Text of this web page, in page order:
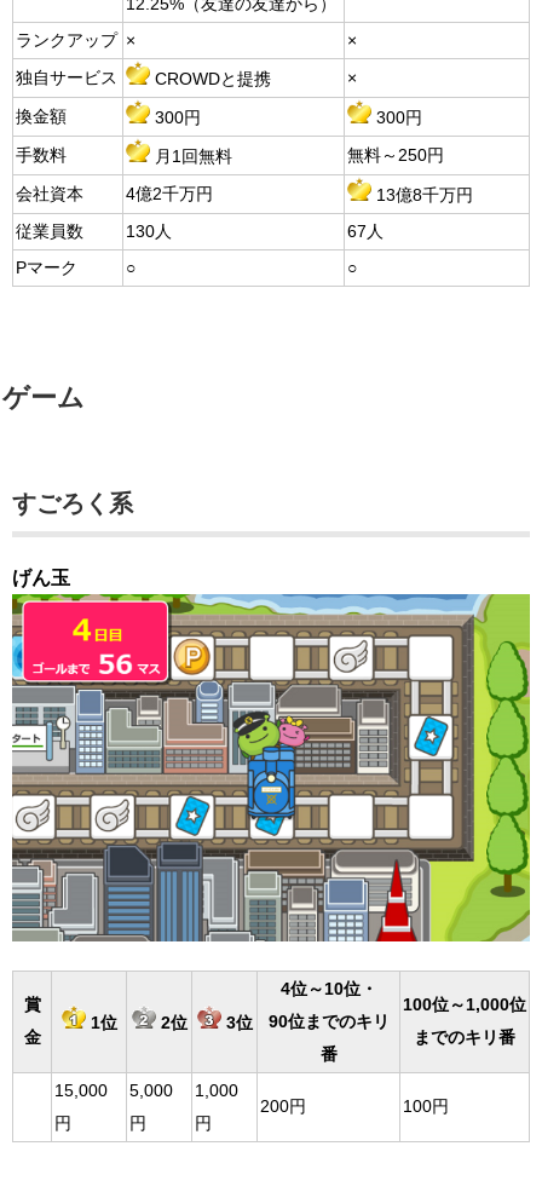
12.25%（友達の友達から）
ランクアップ × ×
独自サービス CROWDと提携 ×
換金額 300円 300円
手数料 月1回無料 無料～250円
会社資本 4億2千万円
13億8千万円
従業員数
130人
67人
Pマーク
○ ○
ゲーム
すごろく系
げん玉
賞
金
1位 2位 3位
4位～10位・
90位までのキリ
番
100位～1,000位
までのキリ番
15,000
円
5,000
円
1,000
円
200円 100円